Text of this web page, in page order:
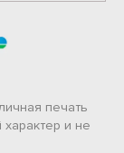
печать
и не